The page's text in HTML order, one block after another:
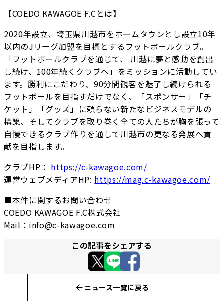
【COEDO KAWAGOE F.Cとは】
2020年設立、埼玉県川越市をホームタウンとし設立10年
以内のJリーグ加盟を目標とするフットボールクラブ。
「フットボールクラブを通じて、 川越に夢と感動を創出
し続け、100年続くクラブへ」をミッションに活動してい
ます。勝利にこだわり、90分間観客を魅了し続けられる
フットボールを目指すだけでなく、「スポンサー」「チ
ケット」「グッズ」に頼らない新たなビジネスモデルの
構築、そしてクラブを取り巻く全ての人たちが胸を張って
自慢できるクラブ作りを通して川越市の更なる発展へ貢
献を目指します。
クラブHP： https://c-kawagoe.com/
運営ウェブメディアHP: https://mag.c-kawagoe.com/
■本件に関するお問い合わせ
COEDO KAWAGOE F.C株式会社
Mail：info@c-kawagoe.com
この記事をシェアする
ニュース一覧に戻る